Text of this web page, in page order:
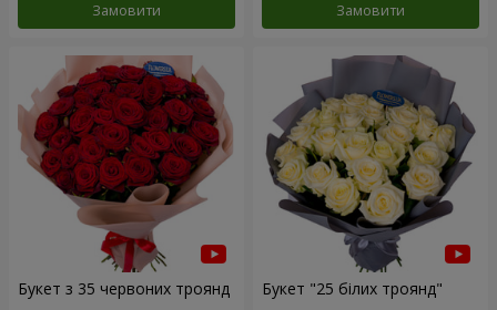
Замовити Замовити
Букет з 35 червоних троянд Букет "25 білих троянд"